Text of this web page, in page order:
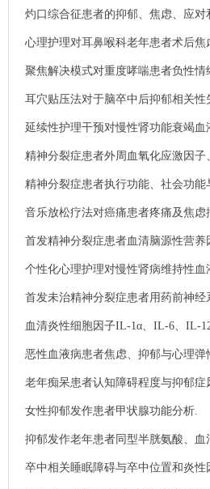
灼口综合征患者的抑郁、焦虑、应
性分析.
心理护理对耳鼻喉科老年患者术后
响.
聚焦解决模式对重度哮喘患者负性情
耳穴贴压法对于脑卒中后抑郁相关
延续性护理干预对慢性肾功能衰竭
理能力的影响.
精神分裂症患者外周血氧化应激因子
性研究.
精神分裂症患者执行功能、社会功
音乐放松疗法对癌痛患者疼痛及焦虑
首发精神分裂症患者血清脑源性营
能相关性分析.
个性化心理护理对慢性肾病维持性
首发未治精神分裂症患者用药前神
谢物的相关性研究.
血清炎性细胞因子IL-1α、IL-6、IL-
虑障碍发病相关性分析及作用机制分
恶性血液病患者焦虑、抑郁与心理弹
老年痴呆患者认知障碍程度与抑郁症
女性抑郁发作患者甲状腺功能分析.
抑郁发作老年患者同型半胱氨酸、
认知功能的相关性.
卒中相关睡眠障碍与卒中位置和炎性